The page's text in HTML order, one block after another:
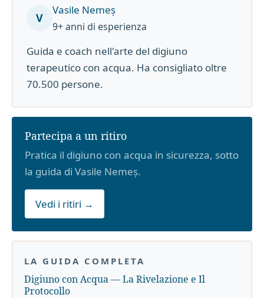
V
Vasile Nemeș
9+ anni di esperienza
Guida e coach nell'arte del digiuno
terapeutico con acqua. Ha consigliato oltre
70.500 persone.
Partecipa a un ritiro
Pratica il digiuno con acqua in sicurezza, sotto
la guida di Vasile Nemeș.
Vedi i ritiri →
LA GUIDA COMPLETA
Digiuno con Acqua — La Rivelazione e Il
Protocollo